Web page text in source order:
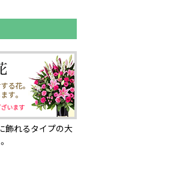
飾れるタイプの大